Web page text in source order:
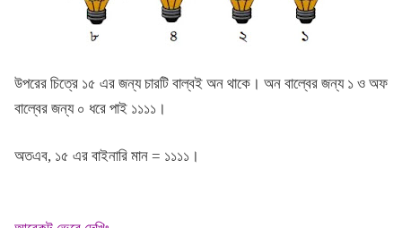
উপরের চিত্রে ১৫ এর জন্য চারটি বাল্বই অন থাকে। অন বাল্বের জন্য ১ ও অফ
বাল্বের জন্য ০ ধরে পাই ১১১১।
অতএব, ১৫ এর বাইনারি মান = ১১১১।